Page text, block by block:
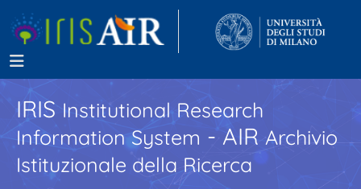
IRISInstitutional Research
Information System - AIR Archivio
Istituzionale della Ricerca